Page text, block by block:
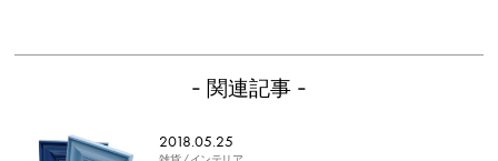
- 関連記事 -
2018.05.25